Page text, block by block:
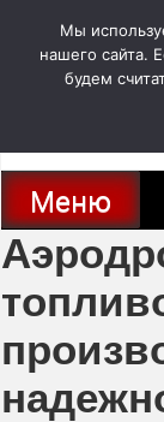
содержимому
Новости про
Меню
Мы
нашего сайта.
будем